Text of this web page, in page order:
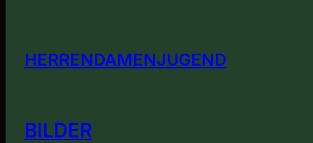
HERRENDAMENJUGEND
BILDER